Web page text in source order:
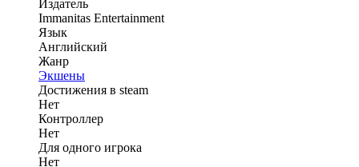
Издатель
Immanitas Entertainment
Язык
Английский
Жанр
Экшены
Достижения в steam
Нет
Контроллер
Нет
Для одного игрока
Нет